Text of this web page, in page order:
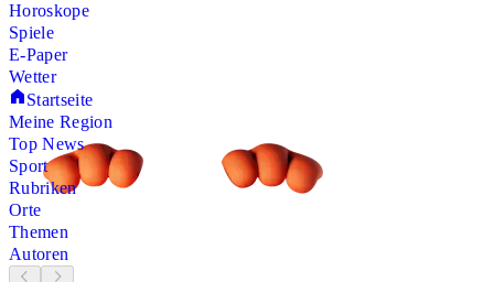
Horoskope
Spiele
E-Paper
Wetter
Startseite
Meine Region
Top News
Sport
Rubriken
Orte
Themen
Autoren